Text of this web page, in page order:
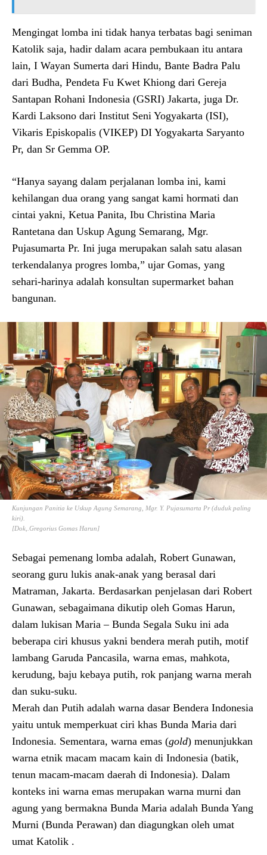
Mengingat lomba ini tidak hanya terbatas bagi seniman
Katolik saja, hadir dalam acara pembukaan itu antara
lain, I Wayan Sumerta dari Hindu, Bante Badra Palu
dari Budha, Pendeta Fu Kwet Khiong dari Gereja
Santapan Rohani Indonesia (GSRI) Jakarta, juga Dr.
Kardi Laksono dari Institut Seni Yogyakarta (ISI),
Vikaris Episkopalis (VIKEP) DI Yogyakarta Saryanto
Pr, dan Sr Gemma OP.
“Hanya sayang dalam perjalanan lomba ini, kami
kehilangan dua orang yang sangat kami hormati dan
cintai yakni, Ketua Panita, Ibu Christina Maria
Rantetana dan Uskup Agung Semarang, Mgr.
Pujasumarta Pr. Ini juga merupakan salah satu alasan
terkendalanya progres lomba,” ujar Gomas, yang
sehari-harinya adalah konsultan supermarket bahan
bangunan.
Kunjungan Panitia ke Uskup Agung Semarang, Mgr. Y. Pujasumarta Pr (duduk paling
kiri).
[Dok,.Gregorius Gomas Harun]
Sebagai pemenang lomba adalah, Robert Gunawan,
seorang guru lukis anak-anak yang berasal dari
Matraman, Jakarta. Berdasarkan penjelasan dari Robert
Gunawan, sebagaimana dikutip oleh Gomas Harun,
dalam lukisan Maria – Bunda Segala Suku ini ada
beberapa ciri khusus yakni bendera merah putih, motif
lambang Garuda Pancasila, warna emas, mahkota,
kerudung, baju kebaya putih, rok panjang warna merah
dan suku-suku.
Merah dan Putih adalah warna dasar Bendera Indonesia
yaitu untuk memperkuat ciri khas Bunda Maria dari
Indonesia. Sementara, warna emas (gold) menunjukkan
warna etnik macam macam kain di Indonesia (batik,
tenun macam-macam daerah di Indonesia). Dalam
konteks ini warna emas merupakan warna murni dan
agung yang bermakna Bunda Maria adalah Bunda Yang
Murni (Bunda Perawan) dan diagungkan oleh umat
umat Katolik .